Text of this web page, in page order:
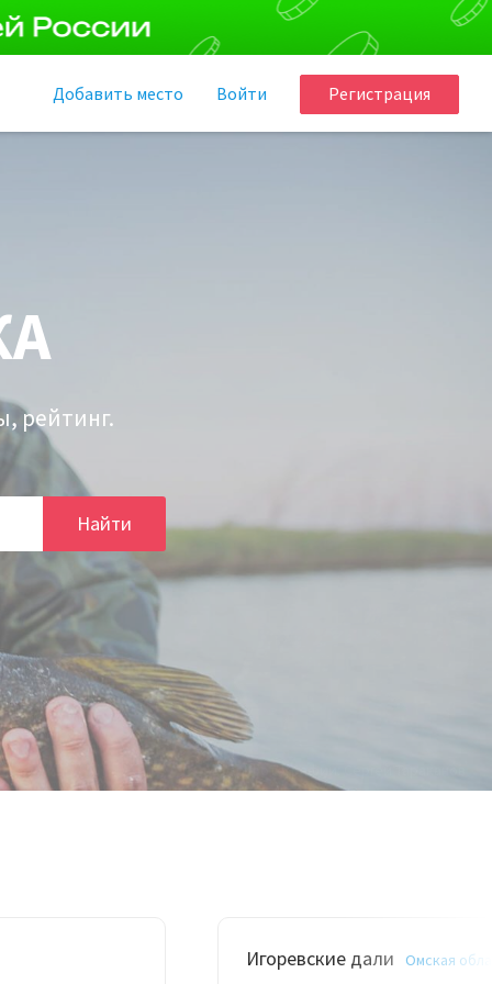
Регистрация
Войти
Добавить место
рейтинг.
Найти
Игоревские дали Омская